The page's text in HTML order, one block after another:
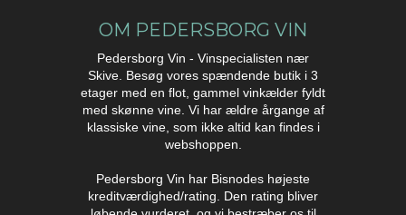
OM PEDERSBORG VIN
Pedersborg Vin - Vinspecialisten nær
Skive. Besøg vores spændende butik i 3
etager med en flot, gammel vinkælder fyldt
med skønne vine. Vi har ældre årgange af
klassiske vine, som ikke altid kan findes i
webshoppen.
Pedersborg Vin har Bisnodes højeste
kreditværdighed/rating. Den rating bliver